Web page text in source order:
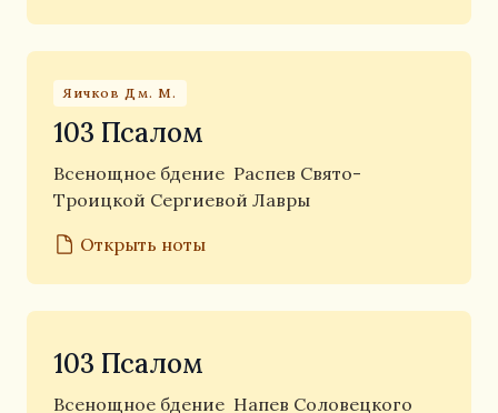
Яичков Дм. М.
103 Псалом
Всенощное бдение Распев Свято-
Троицкой Сергиевой Лавры
Открыть ноты
103 Псалом
Всенощное бдение Напев Соловецкого